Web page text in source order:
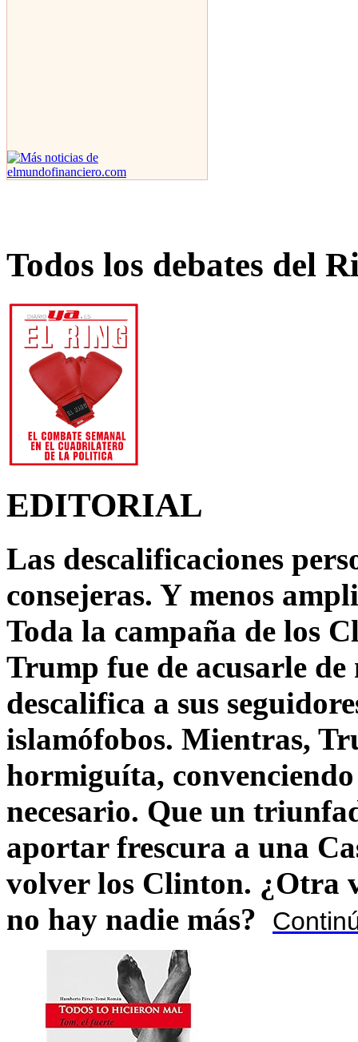
Todos los debates del
EDITORIAL
Las descalificaciones
consejeras. Y menos
Toda la campaña de los
Trump fue de acusarle
descalifica a sus
islamófobos. Mientras,
hormiguíta,
necesario. Que un
aportar frescura a una
volver los Clinton. ¿Otra
no hay nadie más?